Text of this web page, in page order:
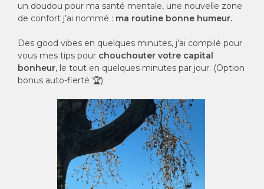
un doudou pour ma santé mentale, une nouvelle zone
de confort j’ai nommé : ma routine bonne humeur.
Des good vibes en quelques minutes, j’ai compilé pour
vous mes tips pour chouchouter votre capital
bonheur, le tout en quelques minutes par jour. (Option
bonus auto-fierté 🏆)